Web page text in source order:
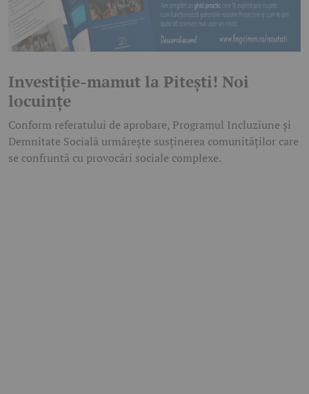
Investiție-mamut la Pitești! Noi
locuințe
Conform referatului de aprobare, Programul Incluziune și
Demnitate Socială urmărește susținerea comunităților care
se confruntă cu provocări sociale complexe.